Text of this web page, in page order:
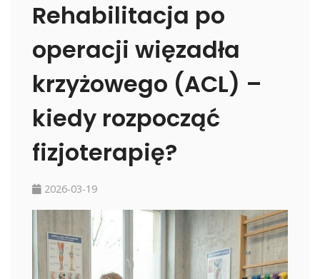
Rehabilitacja po
operacji więzadła
krzyżowego (ACL) –
kiedy rozpocząć
fizjoterapię?
2026-03-19